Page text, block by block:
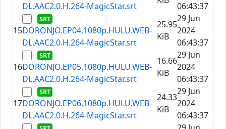
DL.AAC2.0.H.264-MagicStar.srt
06:43:37
15DORONJO.EP04.1080p.HULU.WEB-
DL.AAC2.0.H.264-MagicStar.srt
25.95
KiB
29 Jun
2024
06:43:37
16DORONJO.EP05.1080p.HULU.WEB-
DL.AAC2.0.H.264-MagicStar.srt
16.66
KiB
29 Jun
2024
06:43:37
17DORONJO.EP06.1080p.HULU.WEB-
DL.AAC2.0.H.264-MagicStar.srt
24.33
KiB
29 Jun
2024
06:43:37